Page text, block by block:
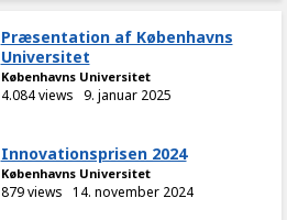
Præsentation af Københavns
Universitet
Københavns Universitet
4.084 views 9. januar 2025
Innovationsprisen 2024
Københavns Universitet
879 views 14. november 2024